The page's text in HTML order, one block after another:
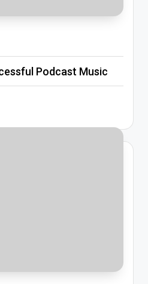
Podcast Music